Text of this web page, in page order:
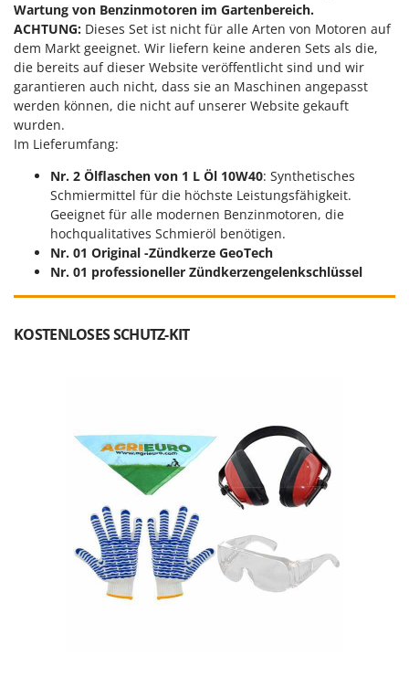
Zephir
ZGrills
Zodiac
Zomax
Wartung von Benzinmotoren im Gartenbereich.
ACHTUNG: Dieses Set ist nicht für alle Arten von Motoren auf
dem Markt geeignet. Wir liefern keine anderen Sets als die,
die bereits auf dieser Website veröffentlicht sind und wir
garantieren auch nicht, dass sie an Maschinen angepasst
werden können, die nicht auf unserer Website gekauft
wurden.
Im Lieferumfang:
Nr. 2 Ölflaschen von 1 L Öl 10W40: Synthetisches
Schmiermittel für die höchste Leistungsfähigkeit.
Geeignet für alle modernen Benzinmotoren, die
hochqualitatives Schmieröl benötigen.
Nr. 01 Original -Zündkerze GeoTech
Nr. 01 professioneller Zündkerzengelenkschlüssel
KOSTENLOSES SCHUTZ-KIT